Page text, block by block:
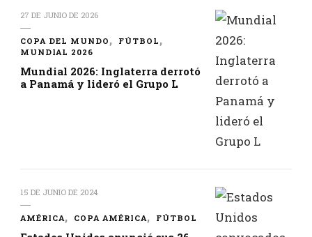
27 DE JUNIO DE 2026
COPA DEL MUNDO
FÚTBOL
MUNDIAL 2026
Mundial 2026: Inglaterra derrotó
a Panamá y lideró el Grupo L
15 DE JUNIO DE 2024
AMÉRICA COPA AMÉRICA FÚTBOL